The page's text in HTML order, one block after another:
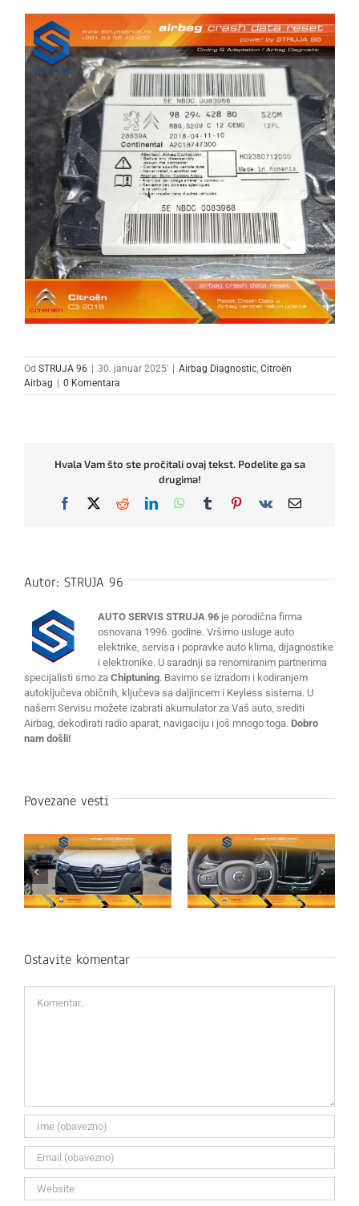
Od STRUJA 96 | 30. januar 2025' | Airbag Diagnostic Citroën
Airbag | 0 Komentara
Hvala Vam što ste pročitali ovaj tekst. Podelite ga sa
drugima!
Facebook
X RedditLinkedInWhatsApp
TumblrPinterest
Vk Email
Autor: STRUJA 96
AUTO SERVIS STRUJA 96 je porodična firma
osnovana 1996. godine. Vršimo usluge auto
elektrike, servisa i popravke auto klima, dijagnostike
i elektronike. U saradnji sa renomiranim partnerima
specijalisti smo za Chiptuning. Bavimo se izradom i kodiranjem
autoključeva običnih, ključeva sa daljincem i Keyless sistema. U
našem Servisu možete izabrati akumulator za Vaš auto, srediti
Airbag, dekodirati radio aparat, navigaciju i još mnogo toga. Dobro
nam došli!
Povezane vesti
Ostavite komentar